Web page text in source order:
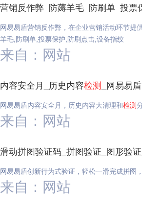
营销反作弊_防薅羊毛_防刷单_投
网易易盾营销反作弊，在企业营销活动环节提
羊毛,防刷单,投票保护,防刷点击,设备指纹
来自：网站
内容安全月_历史内容检测 _网易易盾
网易易盾内容安全月，历史内容大清理和检测
来自：网站
滑动拼图验证码_拼图验证_图形验
网易易盾创新行为式验证，轻松一滑完成拼图
来自：网站